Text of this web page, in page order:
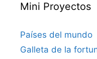
Mini Proyectos
Países del mundo
Galleta de la